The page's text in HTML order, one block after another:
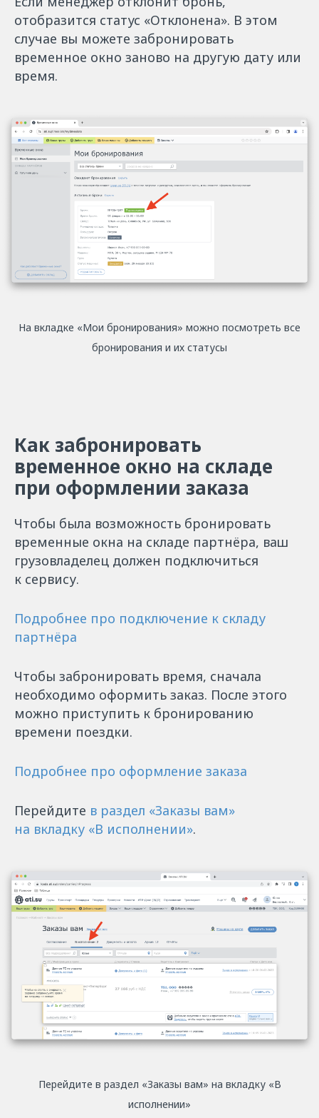
отобразится статус «Отклонена». В этом
случае вы можете забронировать
временное окно заново на другую дату или
время.
На вкладке «Мои бронирования» можно посмотреть все
бронирования и их статусы
Как забронировать
временное окно на складе
при оформлении заказа
Чтобы была возможность бронировать
временные окна на складе партнёра, ваш
грузовладелец должен подключиться
к сервису.
Подробнее про подключение к складу
партнёра
Чтобы забронировать время, сначала
необходимо оформить заказ. После этого
можно приступить к бронированию
времени поездки.
Подробнее про оформление заказа
Перейдите в раздел «‎Заказы вам»
на вкладку «‎В исполнении».
Перейдите в раздел «‎Заказы вам» на вкладку «‎В
исполнении»